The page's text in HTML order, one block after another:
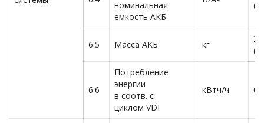
номинальная
емкость АКБ
6.5 Масса АКБ кг
6.6
Потребление
энергии
в соотв. с
циклом VDI
кВтч/ч 0.8